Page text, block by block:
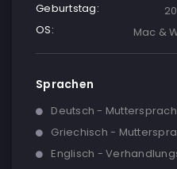
Geburtstag:
OS:
Mac &
Sprachen
Deutsch -
Griechisch -
Englisch -